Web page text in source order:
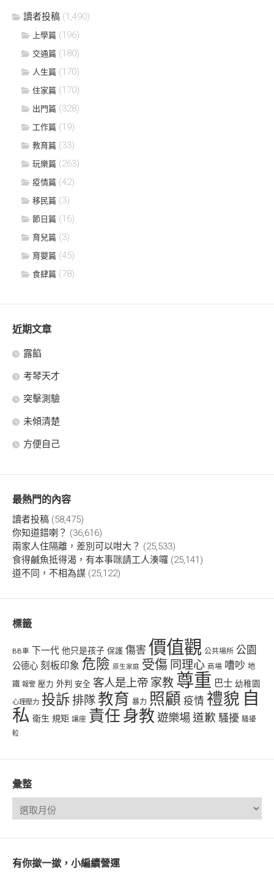
讀者投稿 (1,490)
上學篇 (196)
交通篇 (180)
人生篇 (170)
住家篇 (170)
出門篇 (328)
工作篇 (19)
教育篇 (33)
玩樂篇 (263)
疫情篇 (42)
移民篇 (3)
節日篇 (16)
育兒篇 (3)
育嬰篇 (45)
食肆篇 (78)
近期文章
露餡
考琴天才
突擊測驗
未傾清楚
方便自己
最熱門的內容
讀者投稿 (58,475)
你知道錯喇？ (36,616)
兩家人住隔離，差別可以咁大？ (25,533)
食得鹹魚抵得渴，有本事咪請工人湊囉 (25,141)
道不同，不相為謀 (25,122)
標籤
BB車 下一代 他只是孩子 保護 傷害 價值觀 公共場所 公園
公德心 刻板印象 危險 原生家庭 受傷 同理心 商場 嘈吵 地
鐵 報警 壓力 外判 安全 客人是上帝 家教 尊重 巴士 幼稚園
心理壓力 投訴排隊 教育 暴力 照顧 疫情 禮貌 自
私 衛生 規矩 讓座 責任 身教 遊樂場道歉 騷擾 騷擾
𨋢
彙整
有你撳一撳，小編續營運